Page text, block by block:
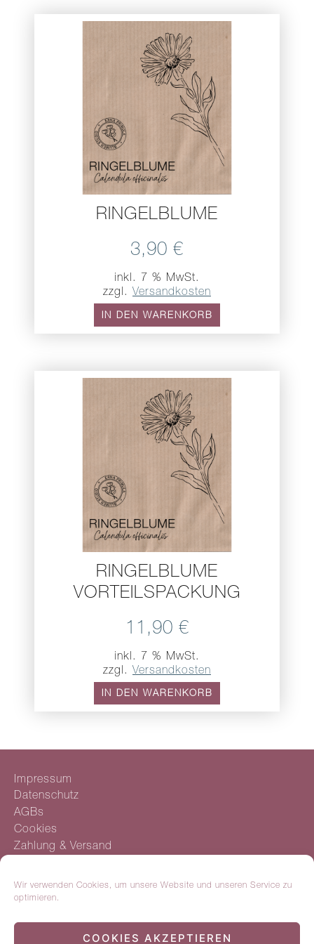
Wir verwenden Cookies, um unsere Website und unseren Service zu
optimieren.
COOKIES AKZEPTIEREN
RINGELBLUME
3,90 €
inkl. 7 % MwSt.
zzgl. Versandkosten
IN DEN WARENKORB
RINGELBLUME
VORTEILSPACKUNG
11,90 €
inkl. 7 % MwSt.
zzgl. Versandkosten
IN DEN WARENKORB
Impressum
Datenschutz
AGBs
Cookies
Zahlung & Versand